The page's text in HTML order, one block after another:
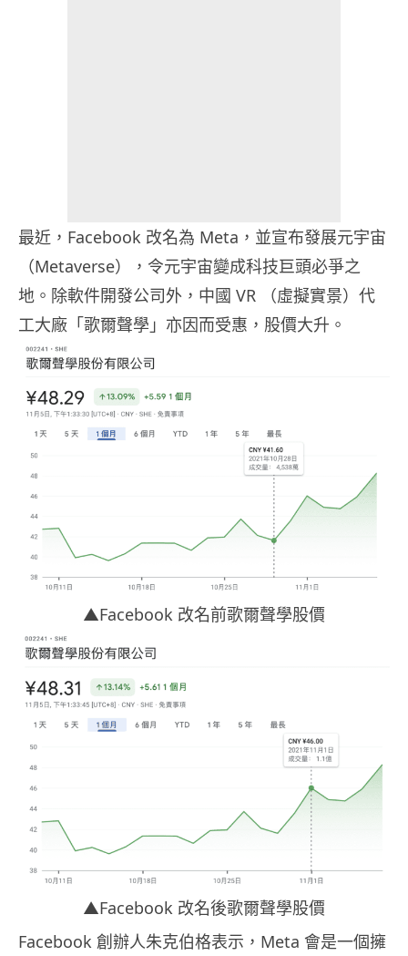
最近，Facebook 改名為 Meta，並宣布發展元宇宙
（Metaverse），令元宇宙變成科技巨頭必爭之
地。除軟件開發公司外，中國 VR （虛擬實景）代
工大廠「歌爾聲學」亦因而受惠，股價大升。
▲Facebook 改名前歌爾聲學股價
▲Facebook 改名後歌爾聲學股價
Facebook 創辦人朱克伯格表示，Meta 會是一個擁